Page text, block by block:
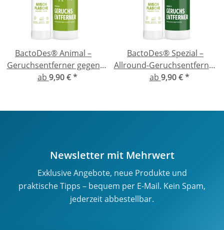
BactoDes® Animal –
Geruchsentferner gegen
Katzen- und Hundeurin
ab 9,90 €*
BactoDes® Spezial –
Allround-Geruchsentferner
für hartnäckige Gerüche
ab 9,90 €*
Newsletter mit Mehrwert
Exklusive Angebote, neue Produkte und
praktische Tipps – bequem per E-Mail. Kein Spam,
jederzeit abbestellbar.